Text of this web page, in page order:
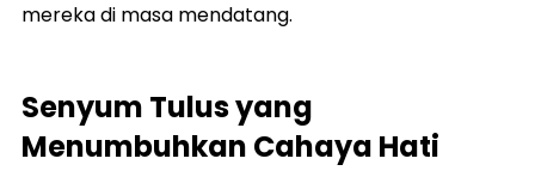
mereka di masa mendatang.
Senyum Tulus yang
Menumbuhkan Cahaya Hati